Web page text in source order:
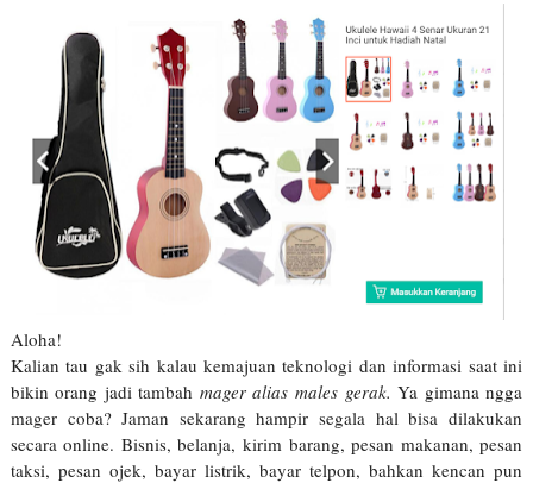
Aloha!
Kalian tau gak sih kalau kemajuan teknologi dan informasi saat ini
bikin orang jadi tambah mager alias males gerak.Ya gimana ngga
mager coba? Jaman sekarang hampir segala hal bisa dilakukan
secara online. Bisnis, belanja, kirim barang, pesan makanan, pesan
taksi, pesan ojek, bayar listrik, bayar telpon, bahkan kencan pun